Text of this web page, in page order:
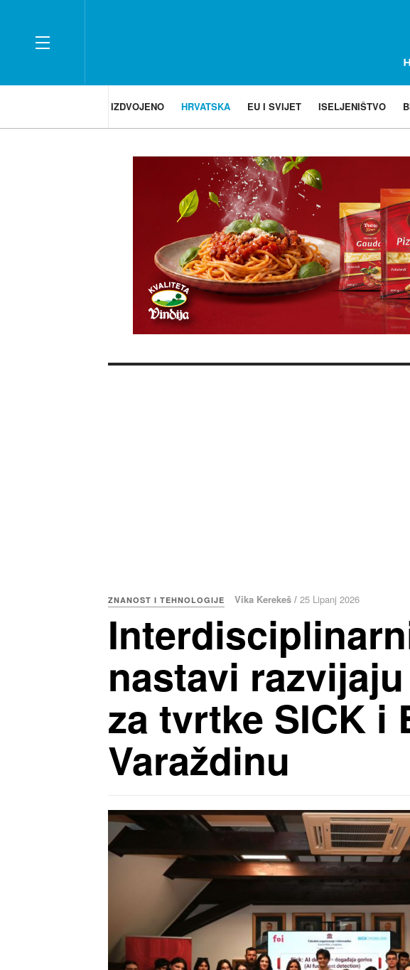
IZDVOJENO HRVATSKA EU I SVIJET ISELJENIŠTVO
ZNANOST I TEHNOLOGIJE Vika Kerekeš / 25 Lipanj 2026
nastavi
za tvrtke SICK i
Varaždinu